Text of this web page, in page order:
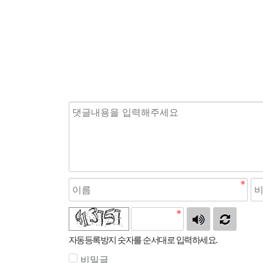
자동등록방지 숫자를 순서대로 입력하세요.
비밀글